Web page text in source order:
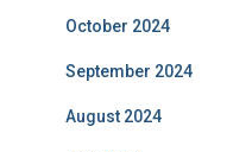
October 2024
September 2024
August 2024